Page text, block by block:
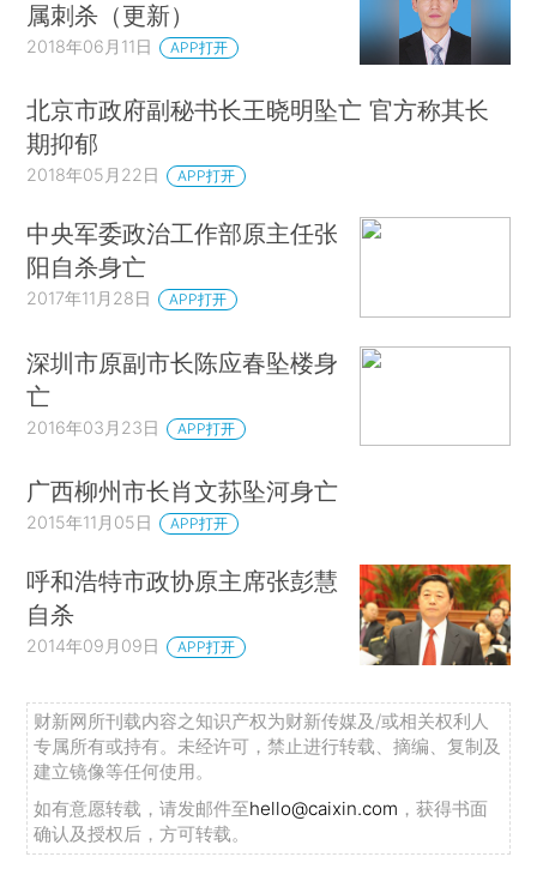
属刺杀（更新）
2018年06月11日 APP打开
北京市政府副秘书长王晓明坠亡 官方称其长
期抑郁
2018年05月22日 APP打开
中央军委政治工作部原主任张
阳自杀身亡
2017年11月28日 APP打开
深圳市原副市长陈应春坠楼身
亡
2016年03月23日 APP打开
广西柳州市长肖文荪坠河身亡
2015年11月05日 APP打开
呼和浩特市政协原主席张彭慧
自杀
2014年09月09日 APP打开
财新网所刊载内容之知识产权为财新传媒及/或相关权利人
专属所有或持有。未经许可，禁止进行转载、摘编、复制及
建立镜像等任何使用。
如有意愿转载，请发邮件至hello@caixin.com ，获得书面
确认及授权后，方可转载。